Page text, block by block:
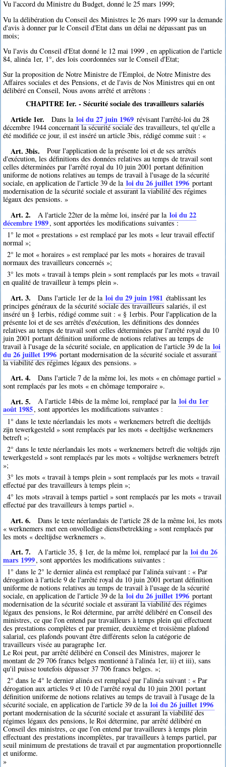
Vu l'accord du Ministre du Budget, donné le 25 mars 1999;
Vu la délibération du Conseil des Ministres le 26 mars 1999 sur la demande
d'avis à donner par le Conseil d'Etat dans un délai ne dépassant pas un
mois;
Vu l'avis du Conseil d'Etat donné le 12 mai 1999 , en application de l'article
84, alinéa 1er, 1°, des lois coordonnées sur le Conseil d'Etat;
Sur la proposition de Notre Ministre de l'Emploi, de Notre Ministre des
Affaires sociales et des Pensions, et de l'avis de Nos Ministres qui en ont
délibéré en Conseil, Nous avons arrêté et arrêtons :
CHAPITRE Ier. - Sécurité sociale des travailleurs salariés
Article 1er.
Dans la loi du 27 juin 1969 révisant l'arrêté-loi du 28
décembre 1944 concernant la sécurité sociale des travailleurs, tel qu'elle a
été modifiée ce jour, il est inséré un article 3bis, rédigé comme suit : «
Art. 3bis.
Pour l'application de la présente loi et de ses arrêtés
d'exécution, les définitions des données relatives au temps de travail sont
celles déterminées par l'arrêté royal du 10 juin 2001 portant définition
uniforme de notions relatives au temps de travail à l'usage de la sécurité
sociale, en application de l'article 39 de la loi du 26 juillet 1996 portant
modernisation de la sécurité sociale et assurant la viabilité des régimes
légaux des pensions. »
Art. 2. A l'article 22ter de la même loi, inséré par la loi du 22
décembre 1989, sont apportées les modifications suivantes :
1° le mot « prestations » est remplacé par les mots « leur travail effectif
normal »;
2° le mot « horaires » est remplacé par les mots « horaires de travail
normaux des travailleurs concernés »;
3° les mots « travail à temps plein » sont remplacés par les mots « travail
en qualité de travailleur à temps plein ».
Art. 3. Dans l'article 1er de la loi du 29 juin 1981 établissant les
principes généraux de la sécurité sociale des travailleurs salariés, il est
inséré un § 1erbis, rédigé comme suit : « § 1erbis. Pour l'application de la
présente loi et de ses arrêtés d'exécution, les définitions des données
relatives au temps de travail sont celles déterminées par l'arrêté royal du 10
juin 2001 portant définition uniforme de notions relatives au temps de
travail à l'usage de la sécurité sociale, en application de l'article 39 de la loi
du 26 juillet 1996 portant modernisation de la sécurité sociale et assurant
la viabilité des régimes légaux des pensions. »
Art. 4.
Dans l'article 7 de la même loi, les mots « en chômage partiel »
sont remplacés par les mots « en chômage temporaire ».
Art. 5. A l'article 14bis de la même loi, remplacé par la loi du 1er
août 1985, sont apportées les modifications suivantes :
1° dans le texte néerlandais les mots « werknemers betreft die deeltijds
zijn tewerkgesteld » sont remplacés par les mots « deeltijdse werknemers
betreft »;
2° dans le texte néerlandais les mots « werknemers betreft die voltijds zijn
tewerkgesteld » sont remplacés par les mots « voltijdse werknemers betreft
»;
3° les mots « travail à temps plein » sont remplacés par les mots « travail
effectué par des travailleurs à temps plein »;
4° les mots »travail à temps partiel » sont remplacés par les mots « travail
effectué par des travailleurs à temps partiel ».
Art. 6.
Dans le texte néerlandais de l'article 28 de la même loi, les mots
« werknemers met een onvolledige dienstbetrekking » sont remplacés par
les mots « deeltijdse werknemers ».
Art. 7. A l'article 35, § 1er, de la même loi, remplacé par la loi du 26
mars 1999, sont apportées les modifications suivantes :
1° dans le 2° le dernier alinéa est remplacé par l'alinéa suivant : « Par
dérogation à l'article 9 de l'arrêté royal du 10 juin 2001 portant définition
uniforme de notions relatives au temps de travail à l'usage de la sécurité
sociale, en application de l'article 39 de la loi du 26 juillet 1996 portant
modernisation de la sécurité sociale et assurant la viabilité des régimes
légaux des pensions, le Roi détermine, par arrêté délibéré en Conseil des
ministres, ce que l'on entend par travailleurs à temps plein qui effectuent
des prestations complètes et par premier, deuxième et troisième plafond
salarial, ces plafonds pouvant être différents selon la catégorie de
travailleurs visée au paragraphe 1er.
Le Roi peut, par arrêté délibéré en Conseil des Ministres, majorer le
montant de 29 706 francs belges mentionné à l'alinéa 1er, ii) et iii), sans
qu'il puisse toutefois dépasser 37 706 francs belges. »;
2° dans le 4° le dernier alinéa est remplacé par l'alinéa suivant : « Par
dérogation aux articles 9 et 10 de l'arrêté royal du 10 juin 2001 portant
définition uniforme de notions relatives au temps de travail à l'usage de la
sécurité sociale, en application de l'article 39 de la loi du 26 juillet 1996
portant modernisation de la sécurité sociale et assurant la viabilité des
régimes légaux des pensions, le Roi détermine, par arrêté délibéré en
Conseil des ministres, ce que l'on entend par travailleurs à temps plein
effectuant des prestations incomplètes, par travailleurs à temps partiel, par
seuil minimum de prestations de travail et par augmentation proportionnelle
et uniforme.
»